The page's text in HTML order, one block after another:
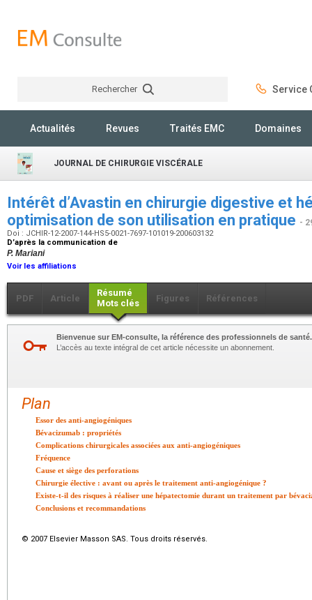
Rechercher Service
Actualités Revues Traités EMC Domaines
JOURNAL DE CHIRURGIE VISCÉRALE
Intérêt d’Avastin en chirurgie digestive et
optimisation de son utilisation en pratique -
Doi : JCHIR-12-2007-144-HS5-0021-7697-101019-200603132
D’après la communication de
P. Mariani
Voir les affiliations
PDF Article
Résumé
Mots clés
Figures Références
Bienvenue sur EM-consulte, la référence des professionnels de santé.
L’accès au texte intégral de cet article nécessite un abonnement.
Plan
Essor des anti-angiogéniques
Bévacizumab : propriétés
Complications chirurgicales associées aux anti-angiogéniques
Fréquence
Cause et siège des perforations
Chirurgie élective : avant ou après le traitement anti-angiogénique ?
Existe-t-il des risques à réaliser une hépatectomie durant un traitement par
Conclusions et recommandations
© 2007 Elsevier Masson SAS. Tous droits réservés.